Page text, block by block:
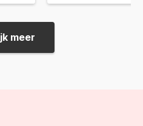
&
lijken. Vragen als:
meer